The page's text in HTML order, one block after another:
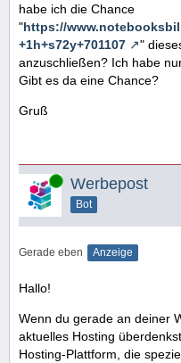
habe ich die Chance
"https://
+1h+s72y+701107
"
anzuschließen? Ich habe
Gibt es da eine Chance?
Gruß
Online Werbepost
Bot
Gerade eben Anzeige
Hallo!
Wenn du gerade an deiner
aktuelles Hosting
Hosting-Plattform, die